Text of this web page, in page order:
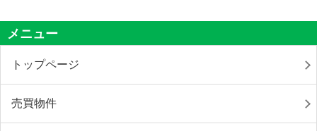
メニュー
トップページ
売買物件